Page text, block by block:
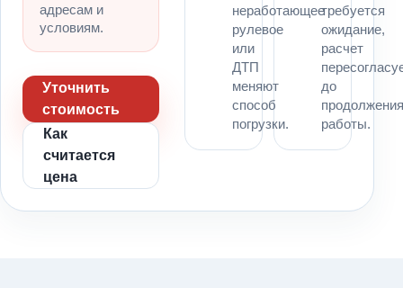
адресам и
условиям.
Уточнить
стоимость
Как
считается
цена
неработающее
рулевое
или
ДТП
меняют
способ
погрузки.
требуется
ожидание,
расчет
до
работы.